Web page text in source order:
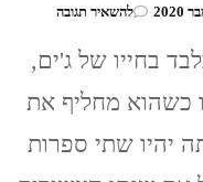
להשאיר תגובהבנושא
הילד
טוני
בחייו של ג'ים,
כשהוא מחליף את
יהיו שתי ספרות